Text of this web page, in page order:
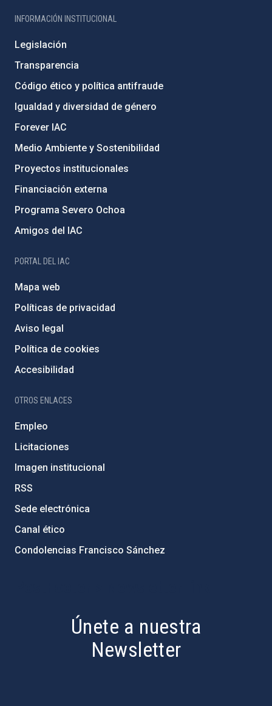
INFORMACIÓN INSTITUCIONAL
Legislación
Transparencia
Código ético y política antifraude
Igualdad y diversidad de género
Forever IAC
Medio Ambiente y Sostenibilidad
Proyectos institucionales
Financiación externa
Programa Severo Ochoa
Amigos del IAC
PORTAL DEL IAC
Mapa web
Políticas de privacidad
Aviso legal
Política de cookies
Accesibilidad
OTROS ENLACES
Empleo
Licitaciones
Imagen institucional
RSS
Sede electrónica
Canal ético
Condolencias Francisco Sánchez
Únete a nuestra
Newsletter